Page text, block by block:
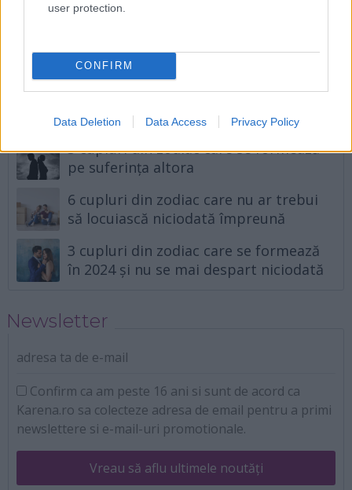
user protection.
CONFIRM
Data Deletion Data Access Privacy Policy
Articole asemănătoare
4 cupluri din zodiac compatibile, dar
care se vor înșela întotdeauna
3 cupluri din zodiac care se formează
pe suferința altora
6 cupluri din zodiac care nu ar trebui
să locuiască niciodată împreună
3 cupluri din zodiac care se formează
în 2024 și nu se mai despart niciodată
Newsletter
adresa ta de e-mail
Confirm ca am peste 16 ani si sunt de acord ca
Karena.ro sa colecteze adresa de email pentru a primi
newslettere si e-mail-uri promotionale.
Vreau să aflu ultimele noutăți